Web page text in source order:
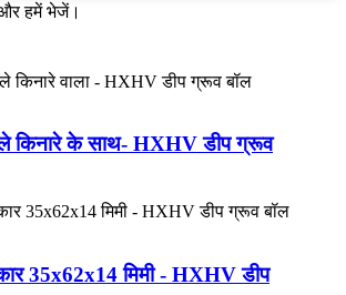
हमें भेजें।
किनारे के साथ- HXHV डीप ग्रूव
35x62x14 मिमी - HXHV डीप